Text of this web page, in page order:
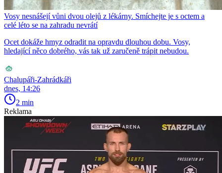
Vosy nesnášejí vůni dvou olejů z lékárny. Smíchejte je s octem a
celé léto se na zahradu nevrátí
Ocet dokáže hmyz odradit na opravdu dlouhou dobu. Vosy,
hledající něco dobrého, vás tak už zaručeně trápit nebudou.
Chalupáři-Zahrádkáři
dnes, 14:26
2 min
Reklama